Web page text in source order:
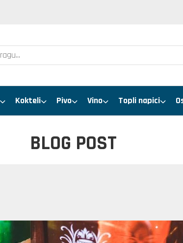
Kokteli Pivo Vino Topli napici
BLOG POST